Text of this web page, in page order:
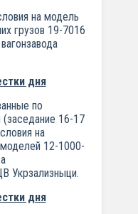
на модель
грузов 19-7016
дня
по
(заседание 16-17
на
12-1000-
Укрзализныци.
дня